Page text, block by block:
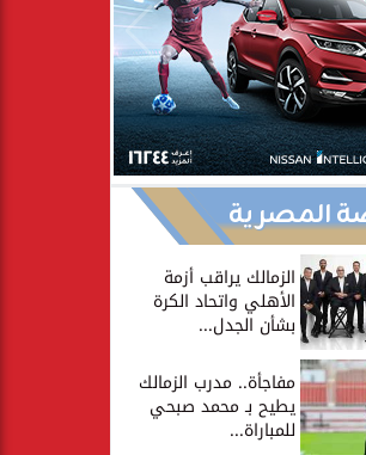
المصرية
الزمالك يراقب أزمة
الأهلي واتحاد الكرة
بشأن الجدل...
مفاجأة.. مدرب الزمالك
يطيح بـ محمد صبحي
للمباراة...